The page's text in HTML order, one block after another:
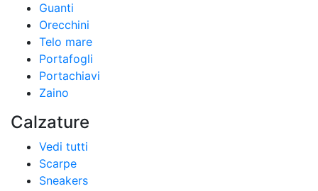
Guanti
Orecchini
Telo mare
Portafogli
Portachiavi
Zaino
Calzature
Vedi tutti
Scarpe
Sneakers